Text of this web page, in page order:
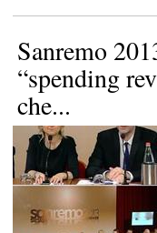
Sanremo
“spending
che...